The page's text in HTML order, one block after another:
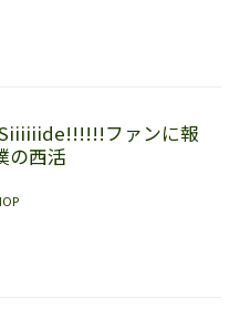
ファンに報
の西活